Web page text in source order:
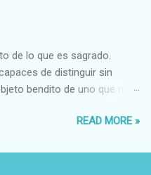
malo Bondadoso-
Relajado Leal-Desleal,etc.
Santo-Pr...
de lo que es sagrado.
de distinguir sin
bendito de uno que no
READ MORE »